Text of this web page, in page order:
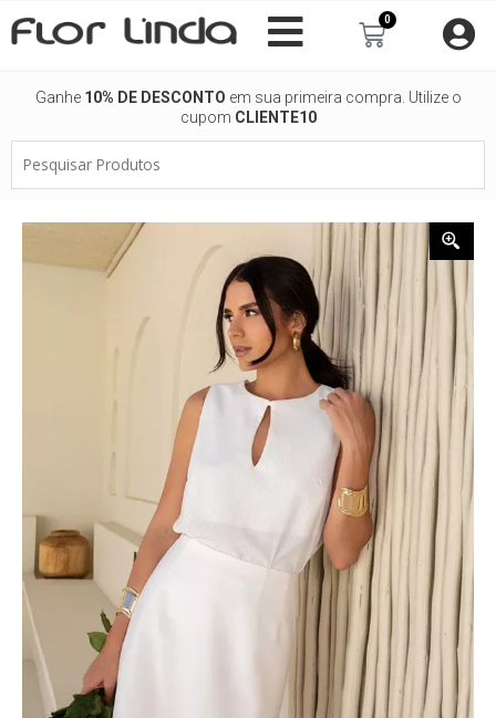
para
0
Carrinho
Ganhe 10% DE DESCONTO em sua primeira compra. Utilize o
cupom CLIENTE10
Produtos